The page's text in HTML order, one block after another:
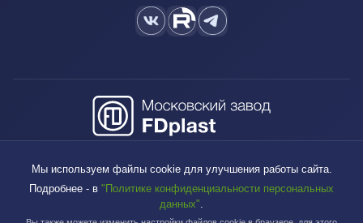
sales@fdplast.ru
140050, Московская обл., пос. Красково, ул. Карла Маркса, д. 117Б
Мы используем файлы cookie для улучшения работы сайта.
Подробнее - в "Политике конфиденциальности персональных
данных".